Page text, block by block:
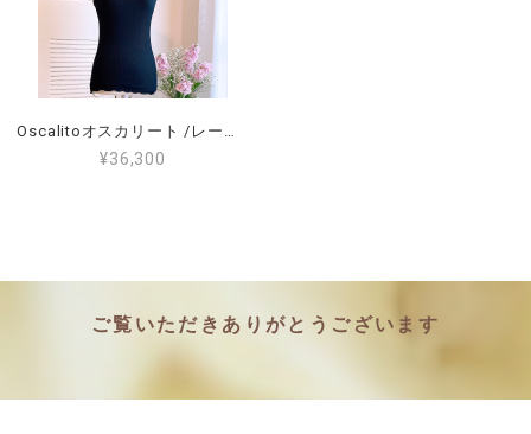
¥36,300
ご覧いただきありがとうございます